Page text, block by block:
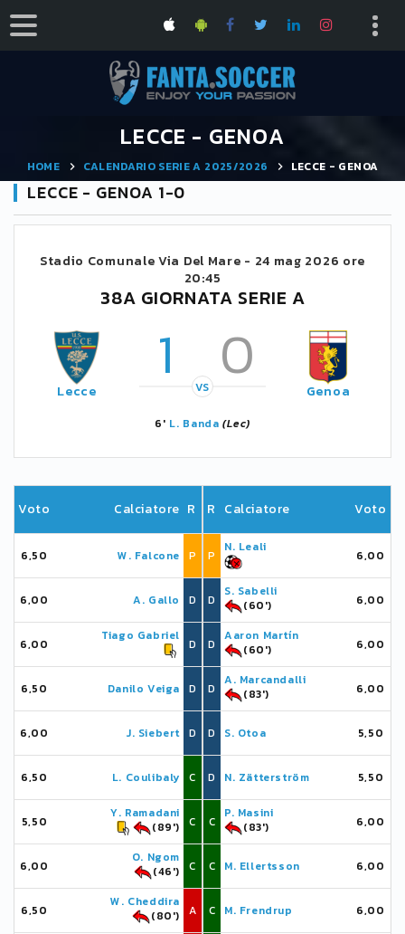
LECCE - GENOA
HOME CALENDARIO SERIE A 2025/2026 LECCE - GENOA
LECCE - GENOA 1-0
Stadio Comunale Via Del Mare - 24 mag 2026 ore
20:45
38A GIORNATA SERIE A
Lecce 1 0
VS Genoa
6' L. Banda (Lec)
Voto Calciatore R
6,50 W. Falcone P
6,00 A. Gallo D
6,00
Tiago Gabriel
D
6,50 Danilo Veiga D
6,00 J. Siebert D
6,50 L. Coulibaly C
5,50
Y. Ramadani
(89')
C
6,00
O. Ngom
(46')
C
6,50
W. Cheddira
(80')
A
R Calciatore Voto
P
N. Leali
6,00
D
S. Sabelli
(60')
6,00
D
Aaron Martín
(60')
6,00
D
A. Marcandalli
(83')
6,00
D S. Otoa 5,50
D N. Zätterström 5,50
C
P. Masini
(83')
6,00
C M. Ellertsson 6,00
C M. Frendrup 6,00